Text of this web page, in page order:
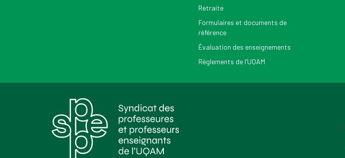
Retraite
Formulaires et documents de
référence
Évaluation des enseignements
Règlements de l’UQAM